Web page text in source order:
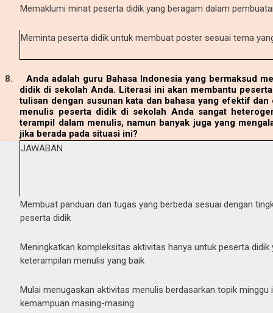
Memaklumi minat peserta didik yang beragam dalam
Meminta peserta didik untuk membuat poster sesuai tema
8.
Anda adalah guru Bahasa Indonesia yang bermaksud
didik di sekolah Anda. Literasi ini akan membantu
tulisan dengan susunan kata dan bahasa yang efektif
menulis peserta didik di sekolah Anda sangat
terampil dalam menulis, namun banyak juga yang
jika berada pada situasi ini?
JAWABAN
Membuat panduan dan tugas yang berbeda sesuai dengan
peserta didik
Meningkatkan kompleksitas aktivitas hanya untuk peserta didik
keterampilan menulis yang baik
Mulai menugaskan aktivitas menulis berdasarkan topik minggu
kemampuan masing-masing